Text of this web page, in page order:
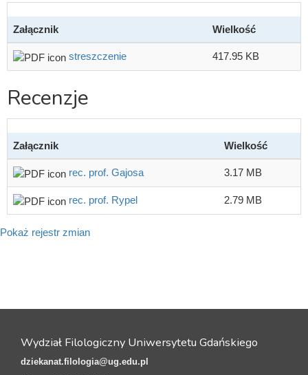
Załącznik Wielkość
streszczenie 417.95 KB
Recenzje
Załącznik Wielkość
rec. prof. Gajosa 3.17 MB
rec. prof. Rypel 2.79 MB
Pokaż rejestr zmian
Wydział Filologiczny Uniwersytetu Gdańskiego
dziekanat.filologia@ug.edu.pl